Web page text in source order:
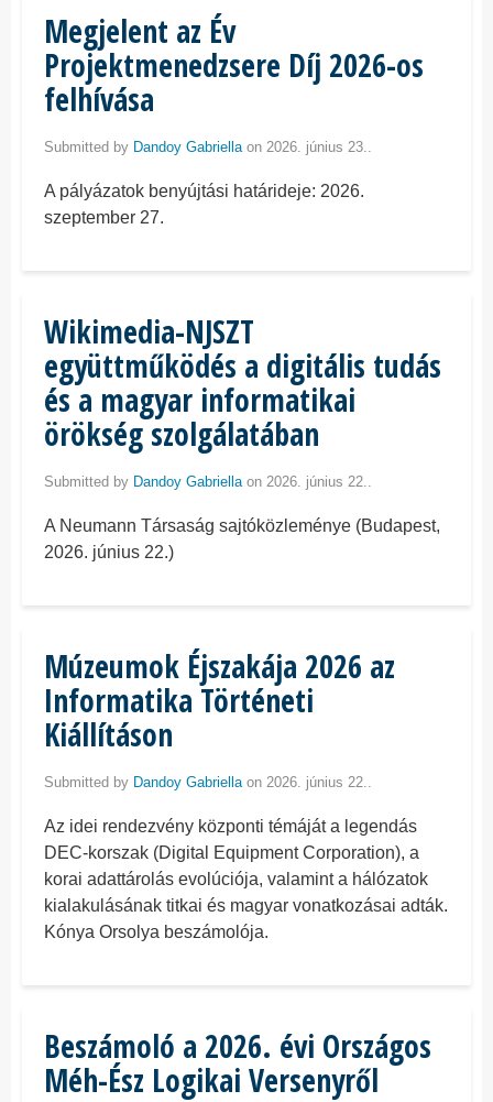
Megjelent az Év
Projektmenedzsere Díj 2026-os
felhívása
Submitted by Dandoy Gabriellaon 2026. június 23..
A pályázatok benyújtási határideje: 2026.
szeptember 27.
Wikimedia-NJSZT
együttműködés a digitális tudás
és a magyar informatikai
örökség szolgálatában
Submitted by Dandoy Gabriellaon 2026. június 22..
A Neumann Társaság sajtóközleménye (Budapest,
2026. június 22.)
Múzeumok Éjszakája 2026 az
Informatika Történeti
Kiállításon
Submitted by Dandoy Gabriellaon 2026. június 22..
Az idei rendezvény központi témáját a legendás
DEC-korszak (Digital Equipment Corporation), a
korai adattárolás evolúciója, valamint a hálózatok
kialakulásának titkai és magyar vonatkozásai adták.
Kónya Orsolya beszámolója.
Beszámoló a 2026. évi Országos
Méh-Ész Logikai Versenyről